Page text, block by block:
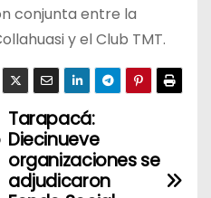
conjunta entre la
y el Club TMT.
Tarapacá:
Diecinueve
organizaciones se
adjudicaron